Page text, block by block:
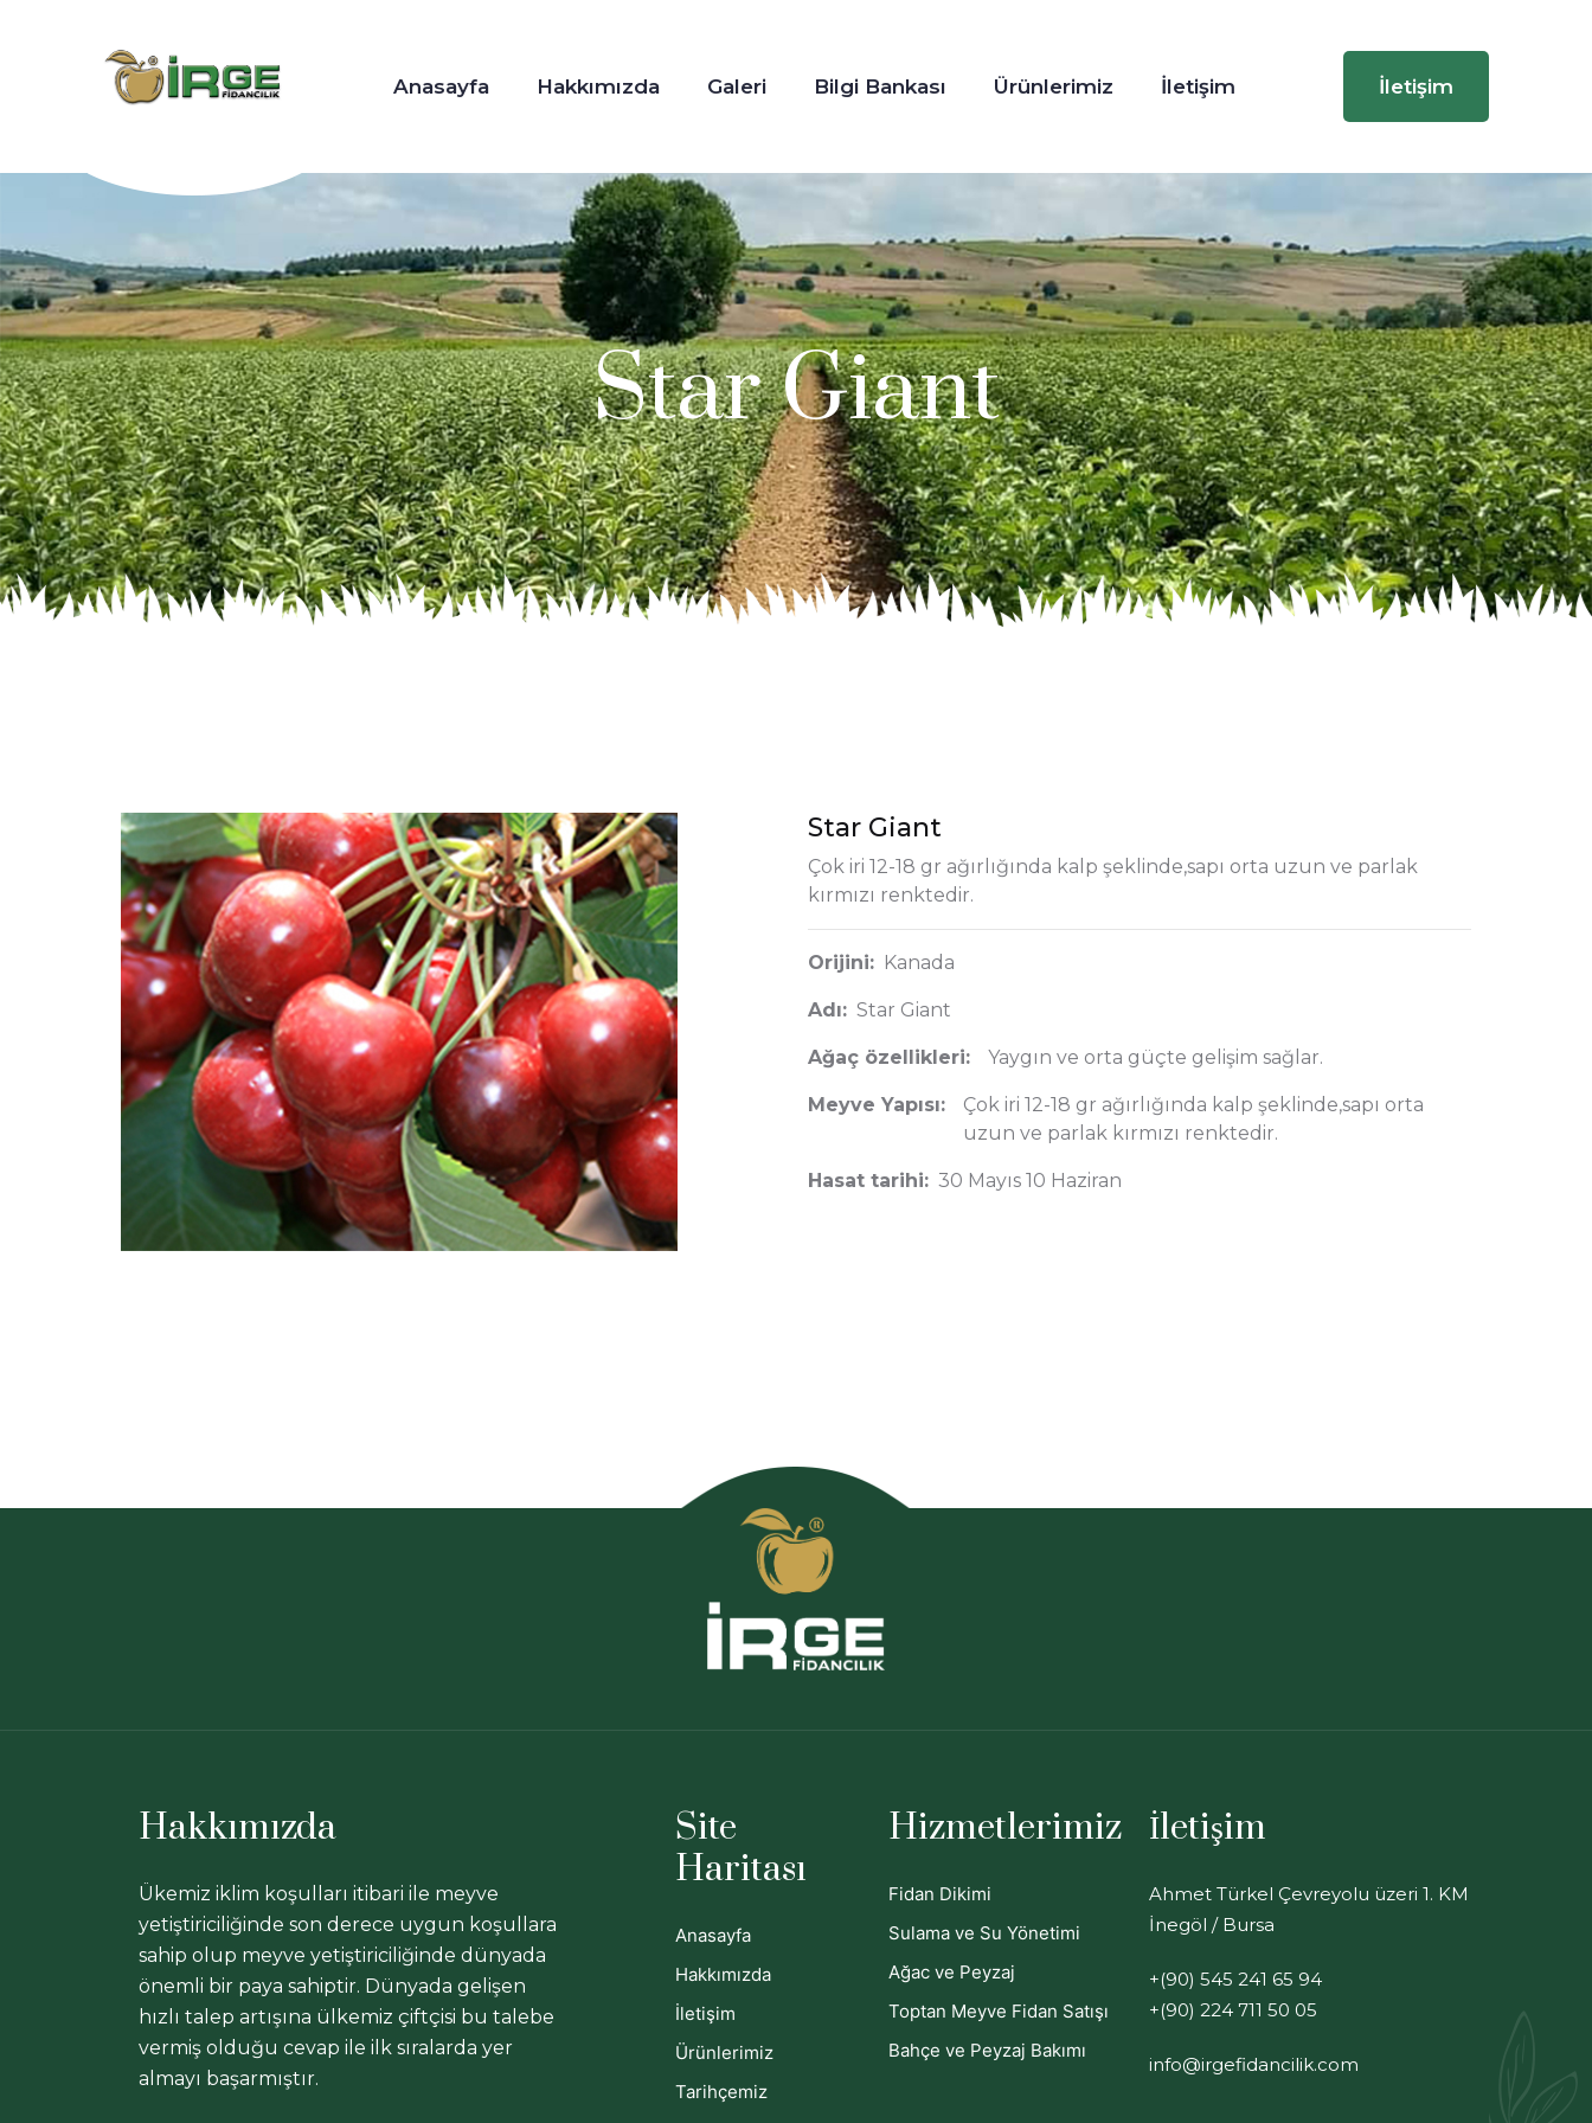
Anasayfa Hakkımızda Galeri Bilgi Bankası Ürünlerimiz İletişim İletişim
Star Giant
Star Giant
Çok iri 12-18 gr ağırlığında kalp şeklinde,sapı orta uzun ve parlak
kırmızı renktedir.
Orijini: Kanada
Adı: Star Giant
Ağaç özellikleri: Yaygın ve orta güçte gelişim sağlar.
Meyve Yapısı:
Çok iri 12-18 gr ağırlığında kalp şeklinde,sapı orta
uzun ve parlak kırmızı renktedir.
Hasat tarihi: 30 Mayıs 10 Haziran
Hakkımızda
Ükemiz iklim koşulları itibari ile meyve
yetiştiriciliğinde son derece uygun koşullara
sahip olup meyve yetiştiriciliğinde dünyada
önemli bir paya sahiptir. Dünyada gelişen
hızlı talep artışına ülkemiz çiftçisi bu talebe
vermiş olduğu cevap ile ilk sıralarda yer
almayı başarmıştır.
Site
Haritası
Anasayfa
Hakkımızda
İletişim
Ürünlerimiz
Tarihçemiz
Hizmetlerimiz
Fidan Dikimi
Sulama ve Su Yönetimi
Ağac ve Peyzaj
Toptan Meyve Fidan Satışı
Bahçe ve Peyzaj Bakımı
İletişim
Ahmet Türkel Çevreyolu üzeri 1. KM
İnegöl / Bursa
+(90) 545 241 65 94
+(90) 224 711 50 05
info@irgefidancilik.com